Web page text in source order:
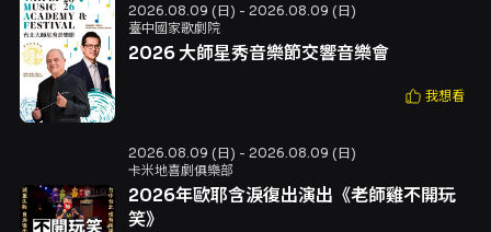
2026.08.09 (日) - 2026.08.09 (日)
臺中國家歌劇院
2026 大師星秀音樂節交響音樂會
我想看
2026.08.09 (日) - 2026.08.09 (日)
卡米地喜劇俱樂部
2026年歐耶含淚復出演出《老師雞不開玩
笑》